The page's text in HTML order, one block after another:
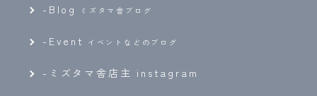
- Blog ミズタマ舎ブログ
- Event イベントなどのブログ
-ミズタマ舎店主 instagram